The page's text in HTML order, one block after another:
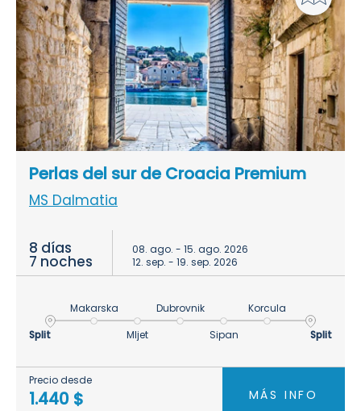
Perlas del sur de Croacia Premium
MS Dalmatia
8 días
7 noches
08. ago. - 15. ago. 2026
12. sep. - 19. sep. 2026
Split
Makarska
Mljet
Dubrovnik
Sipan
Korcula
Split
Precio desde
1.440 $ MÁS INFO